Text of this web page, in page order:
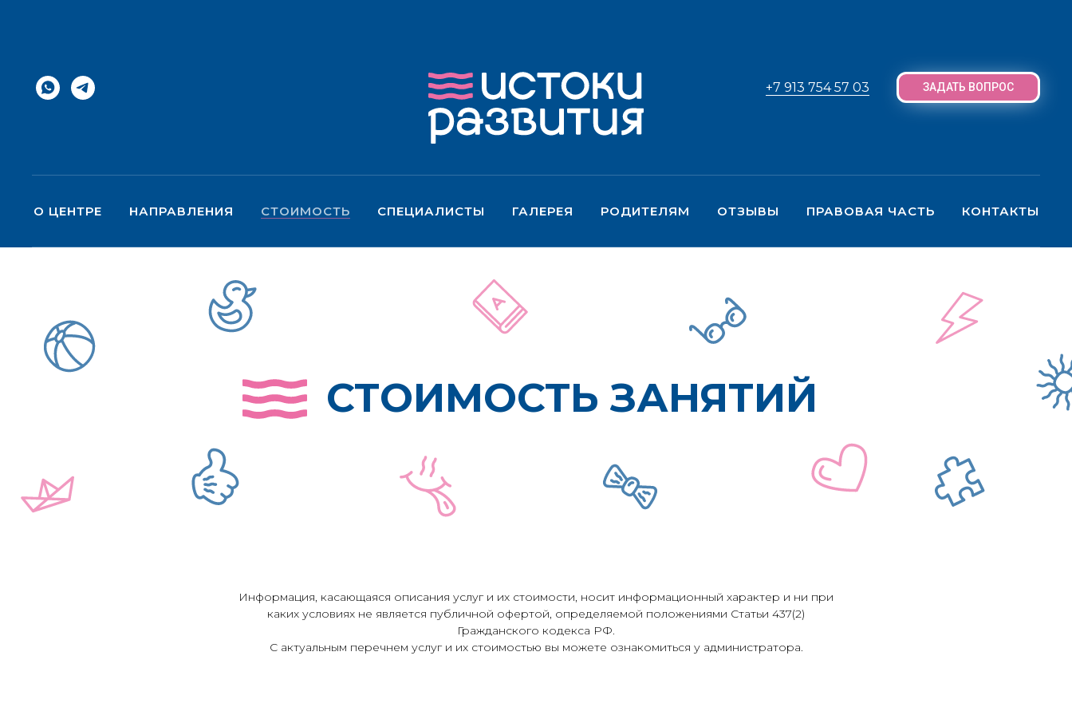
+7 913 754 57 03 ЗАДАТЬ ВОПРОС
О ЦЕНТРЕ НАПРАВЛЕНИЯ СТОИМОСТЬ СПЕЦИАЛИСТЫ ГАЛЕРЕЯ РОДИТЕЛЯМ ОТЗЫВЫ ПРАВОВАЯ ЧАСТЬ КОНТАКТЫ
СТОИМОСТЬ ЗАНЯТИЙ
Информация, касающаяся описания услуг и их стоимости, носит информационный характер и ни при
каких условиях не является публичной офертой, определяемой положениями Статьи 437(2)
Гражданского кодекса РФ.
С актуальным перечнем услуг и их стоимостью вы можете ознакомиться у администратора.